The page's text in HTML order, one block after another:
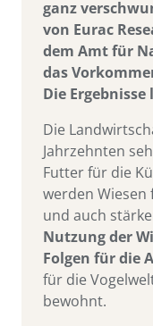
ganz
von Eurac
dem Amt für
das
Die
Die
Jahrzehnten
Futter für die
werden
und auch
Nutzung der
Folgen für die
für die
bewohnt.